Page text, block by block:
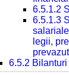
6.5.1.2
6.5.1.3
legii,
6.5.2